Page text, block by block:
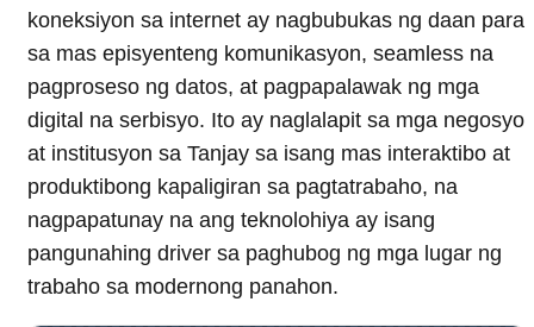
koneksiyon sa internet ay nagbubukas ng daan para
sa mas episyenteng komunikasyon, seamless na
pagproseso ng datos, at pagpapalawak ng mga
digital na serbisyo. Ito ay naglalapit sa mga negosyo
at institusyon sa Tanjay sa isang mas interaktibo at
produktibong kapaligiran sa pagtatrabaho, na
nagpapatunay na ang teknolohiya ay isang
pangunahing driver sa paghubog ng mga lugar ng
trabaho sa modernong panahon.